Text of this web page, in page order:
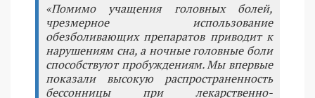
«Помимо учащения головных болей,
чрезмерное использование
обезболивающих препаратов приводит к
нарушениям сна, а ночные головные боли
способствуют пробуждениям. Мы впервые
показали высокую распространенность
бессонницы при лекарственно-